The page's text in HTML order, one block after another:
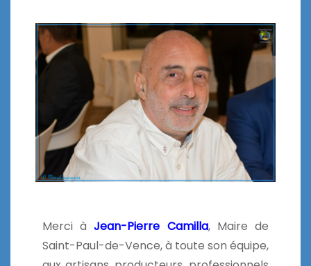
Merci à Jean-Pierre Camilla, Maire de
Saint-Paul-de-Vence, à toute son équipe,